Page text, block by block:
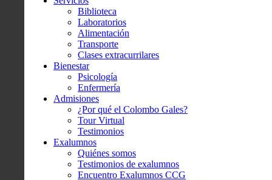
Biblioteca
Laboratorios
Alimentación
Transporte
Clases extracurrilares
Bienestar
Psicología
Enfermería
Admisiones
¿Por qué el Colombo Gales?
Tour Virtual
Testimonios
Exalumnos
Quiénes somos
Testimonios de exalumnos
Encuentro Exalumnos CCG